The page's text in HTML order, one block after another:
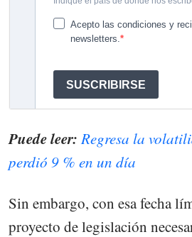
Puede leer: Regresa la
perdió 9 % en un día
Sin embargo, con esa fecha
proyecto de legislación